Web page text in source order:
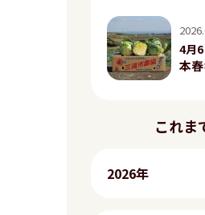
4月
本
これま
2026年